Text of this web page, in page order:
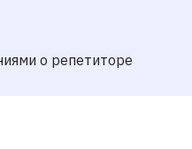
о репетиторе